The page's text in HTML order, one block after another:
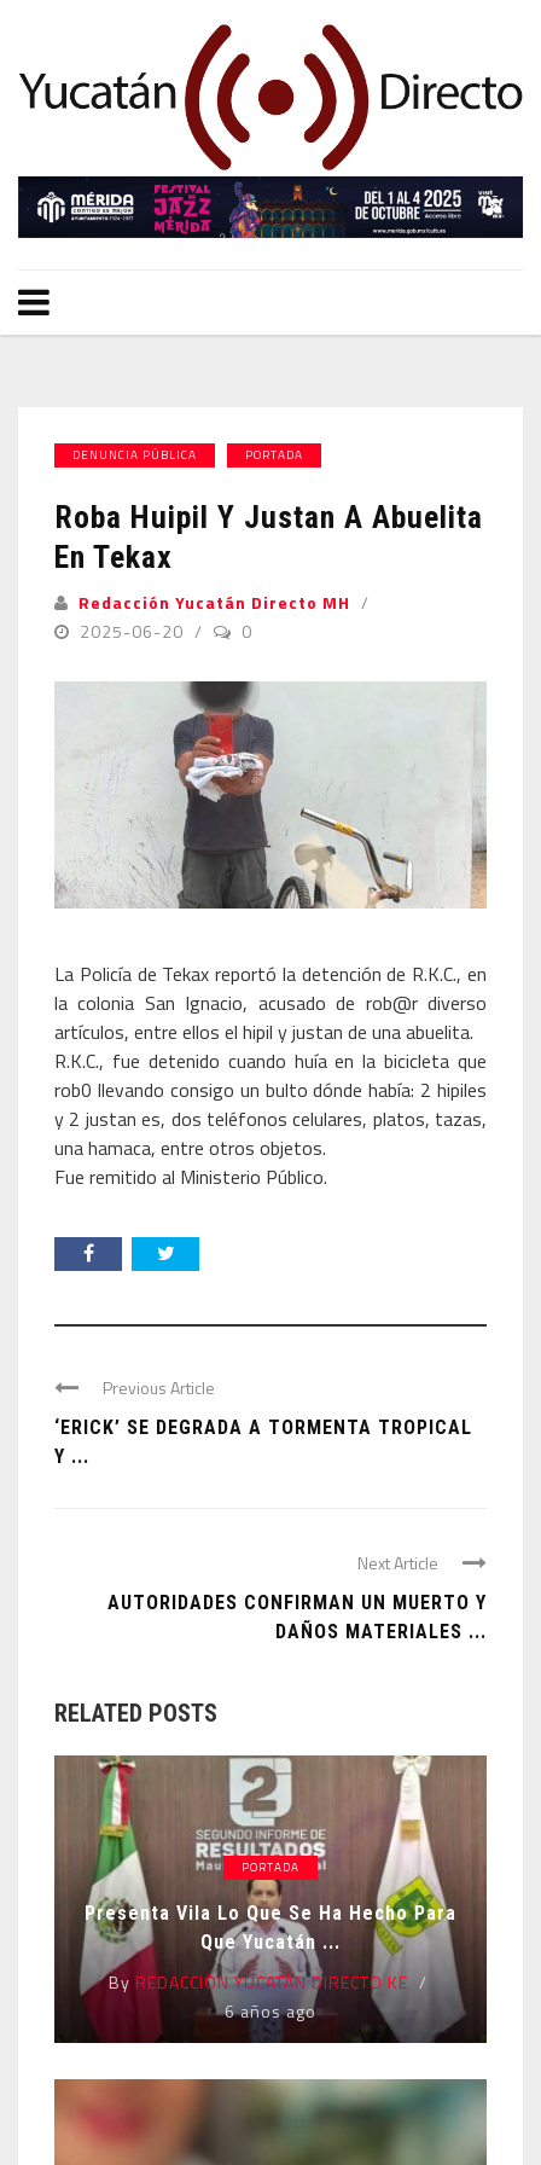
DENUNCIA PÚBLICA PORTADA
Roba Huipil Y Justan A Abuelita
En Tekax
Redacción Yucatán Directo MH
2025-06-20
0
La Policía de Tekax reportó la detención de R.K.C., en
la colonia San Ignacio, acusado de rob@r diverso
artículos, entre ellos el hipil y justan de una abuelita.
R.K.C., fue detenido cuando huía en la bicicleta que
rob0 llevando consigo un bulto dónde había: 2 hipiles
y 2 justan es, dos teléfonos celulares, platos, tazas,
una hamaca, entre otros objetos.
Fue remitido al Ministerio Público.
Previous Article
‘ERICK’ SE DEGRADA A TORMENTA TROPICAL
Y ...
Next Article
AUTORIDADES CONFIRMAN UN MUERTO Y
DAÑOS MATERIALES ...
RELATED POSTS
PORTADA
Presenta Vila Lo Que Se Ha Hecho Para
Que Yucatán ...
By REDACCIÓN YUCATÁN DIRECTO KE
6 años ago